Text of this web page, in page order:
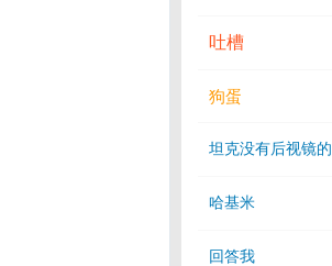
吐槽
狗蛋
坦克没有后视镜的
哈基米
回答我